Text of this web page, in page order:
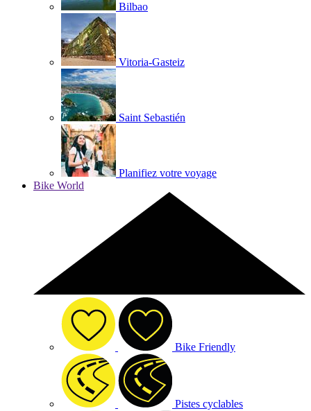
Bilbao
Vitoria-Gasteiz
Saint Sebastién
Planifiez votre voyage
Bike World
Bike Friendly
Pistes cyclables